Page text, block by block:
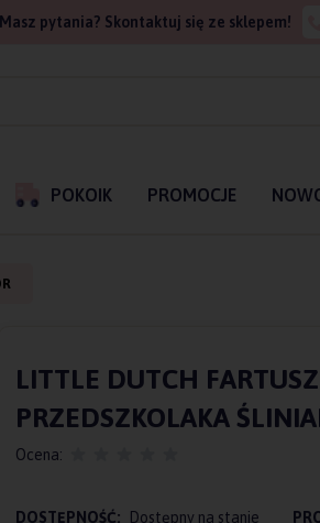
Masz pytania? Skontaktuj się ze sklepem!
POKOIK PROMOCJE
LITTLE DUTCH
PRZEDSZKOLAKA
Ocena:
DOSTĘPNOŚĆ: Dostępny na stanie